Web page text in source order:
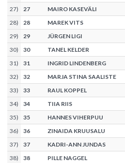
27) 27
MAIRO KASEVÄLI
28) 28
MAREK VITS
29) 29
JÜRGEN LIGI
30) 30
TANEL KELDER
31) 31
INGRID LINDENBERG
32) 32
MARJA STINA SAALISTE
33) 33
RAUL KOPPEL
34) 34
TIIA RIIS
35) 35
HANNES VIHERPUU
36) 36
ZINAIDA KRUUSALU
37) 37
KADRI-ANN JUNDAS
38) 38
PILLE NAGGEL